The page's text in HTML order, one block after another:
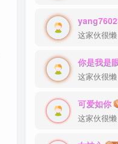
ssl/server.key;
这家伙很
你是我是
这家伙很
可爱如你
这家伙很